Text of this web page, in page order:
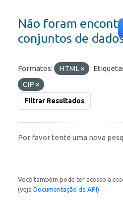
Não foram
conjuntos de
Formatos: HTML
CIP
Filtrar Resultados
Por favor tente uma nova
Você também pode ter acesso a
(veja Documentação da API).